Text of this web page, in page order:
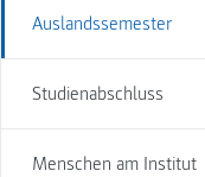
Auslandssemester
Studienabschluss
Menschen am Institut